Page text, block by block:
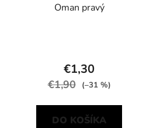
Oman pravý
€1,30
€1,90 (–31 %)
DO KOŠÍKA